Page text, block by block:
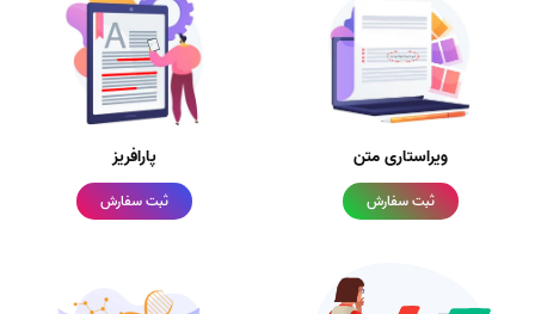
ویراستاری متن
ثبت سفارش
پارافریز
ثبت سفارش